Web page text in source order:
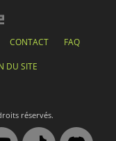
CONTACT FAQ
DU SITE
réservés.